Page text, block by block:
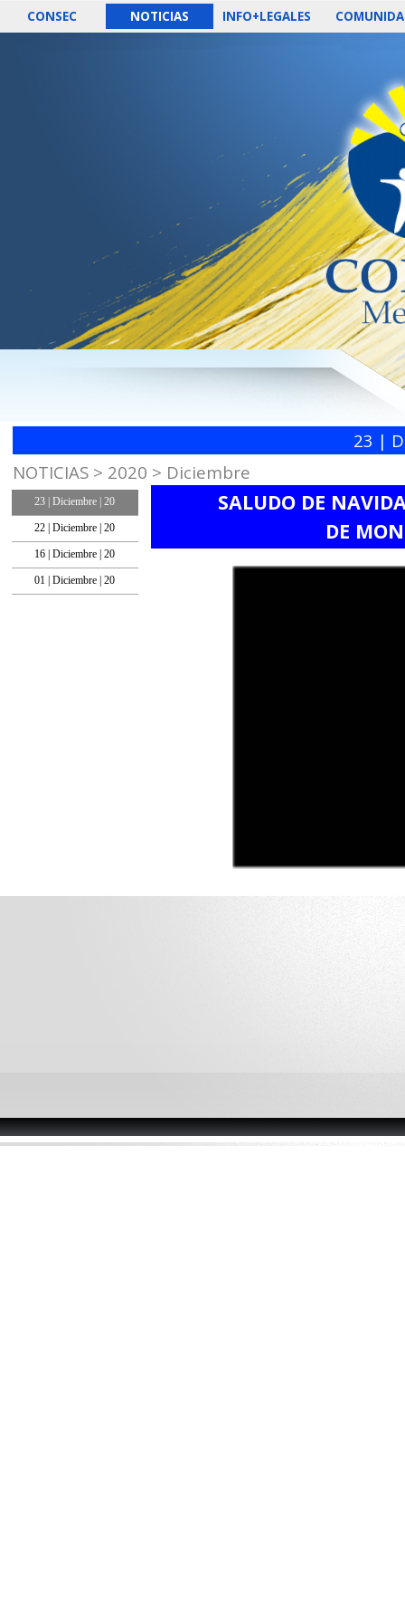
CONSEC NOTICIAS INFO+LEGALES
23 |
NOTICIAS > 2020 > Diciembre
23 | Diciembre | 20
22 | Diciembre | 20
16 | Diciembre | 20
01 | Diciembre | 20
SALUDO DE
DE